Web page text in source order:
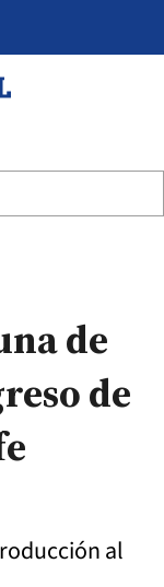
de
de
al